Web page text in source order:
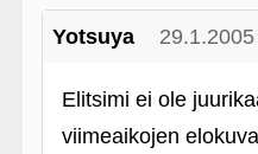
Yotsuya
Elitsimi ei ole
viimeaikojen